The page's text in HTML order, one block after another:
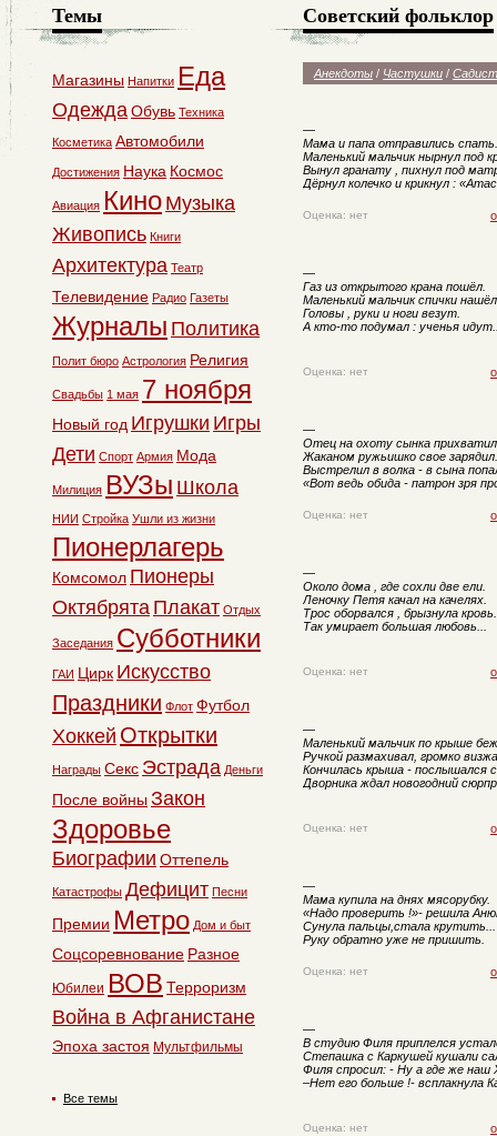
Советский фольклор
Анекдоты / Частушки /
—
Мама и папа отправились спать.
Маленький мальчик нырнул под
Вынул гранату , пихнул под
Дёрнул колечко и крикнул :
Оценка: нет
—
Газ из открытого крана пошёл.
Маленький мальчик спички
Головы , руки и ноги везут.
А кто-то подумал : ученья
Оценка: нет
—
Отец на охоту сынка
Жаканом ружьишко своe зарядил.
Выстрелил в волка - в сына
«Вот ведь обида - патрон зря
Оценка: нет
—
Около дома , где сохли две ели.
Леночку Петя качал на качелях.
Трос оборвался , брызнула кровь.
Так умирает большая любовь...
Оценка: нет
—
Маленький мальчик по крыше
Ручкой размахивал, громко
Кончилась крыша - послышался
Дворника ждал новогодний
Оценка: нет
—
Мама купила на днях мясорубку.
«Hадо проверить !»- решила
Сунула пальцы,стала крутить...
Руку обратно уже не пришить.
Оценка: нет
—
В студию Филя приплелся
Степашка с Каркушей кушали
Филя спросил: - Ну а где же наш
–Hет его больше !- всплакнула
Оценка: нет
Темы
Магазины Напитки Еда
ОдеждаОбувь Техника
Косметика Автомобили
Достижения Наука Космос
Авиация Кино Музыка
Живопись Книги
Архитектура Театр
Телевидение Радио Газеты
Журналы Политика
Полит бюро Астрология Религия
Свадьбы 1 мая 7 ноября
Новый год Игрушки Игры
Дети Спорт Армия Мода
Милиция ВУЗы Школа
НИИ Стройка Ушли из жизни
Пионерлагерь
Комсомол Пионеры
Октябрята Плакат Отдых
Заседания Субботники
ГАИ Цирк Искусство
Праздники Флот Футбол
Хоккей Открытки
Награды Секс Эстрада Деньги
После войны Закон
Здоровье
Биографии Оттепель
Катастрофы Дефицит Песни
Премии Метро Дом и быт
Соцсоревнование Разное
Юбилеи ВОВ Терроризм
Война в Афганистане
Эпоха застоя Мультфильмы
Все темы